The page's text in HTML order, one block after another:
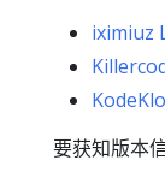
iximiuz
要获知版本